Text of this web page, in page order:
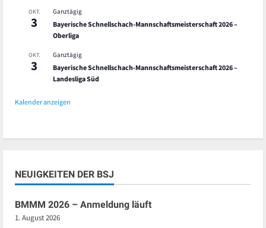
OKT.
3
Ganztägig
Bayerische Schnellschach-Mannschaftsmeisterschaft 2026 –
Oberliga
OKT.
3
Ganztägig
Bayerische Schnellschach-Mannschaftsmeisterschaft 2026 –
Landesliga Süd
Kalender anzeigen
NEUIGKEITEN DER BSJ
BMMM 2026 – Anmeldung läuft
1. August 2026